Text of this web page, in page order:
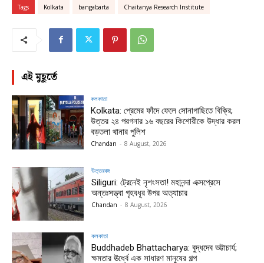
Tags Kolkata bangabarta Chaitanya Research Institute
এই মুহূর্তে
কলকাতা
Kolkata: প্রেমের ফাঁদে ফেলে সোনাগাছিতে বিক্রি;
উত্তর ২৪ পরগনার ১৬ বছরের কিশোরীকে উদ্ধার করল
বড়তলা থানার পুলিশ
Chandan - 8 August, 2026
উত্তরবঙ্গ
Siliguri: ট্রেনেই নৃশংসতা! মহানন্দা এক্সপ্রেসে
অন্তঃসত্ত্বা গৃহবধূর উপর অত্যাচার
Chandan - 8 August, 2026
কলকাতা
Buddhadeb Bhattacharya: বুদ্ধদেব ভট্টাচার্য;
ক্ষমতার ঊর্ধ্বে এক সাধারণ মানুষের গল্প